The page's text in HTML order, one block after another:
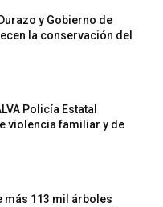
y Gobierno de
la conservación del
Policía Estatal
violencia familiar y de
más 113 mil árboles